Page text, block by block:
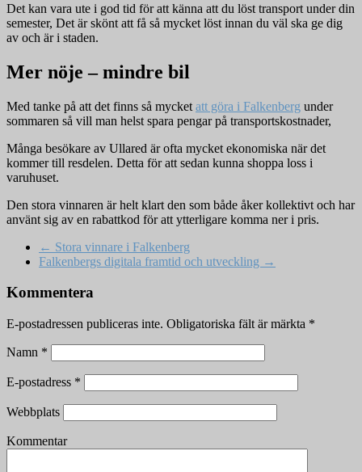
Det kan vara ute i god tid för att känna att du löst transport under din
semester, Det är skönt att få så mycket löst innan du väl ska ge dig
av och är i staden.
Mer nöje – mindre bil
Med tanke på att det finns så mycket att göra i Falkenberg under
sommaren så vill man helst spara pengar på transportskostnader,
Många besökare av Ullared är ofta mycket ekonomiska när det
kommer till resdelen. Detta för att sedan kunna shoppa loss i
varuhuset.
Den stora vinnaren är helt klart den som både åker kollektivt och har
använt sig av en rabattkod för att ytterligare komma ner i pris.
← Stora vinnare i Falkenberg
Falkenbergs digitala framtid och utveckling →
Kommentera
E-postadressen publiceras inte. Obligatoriska fält är märkta *
Namn *
E-postadress *
Webbplats
Kommentar